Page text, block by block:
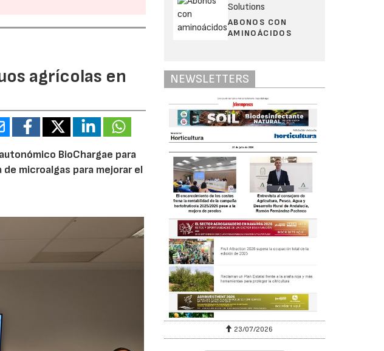
agrícolas en
BioChargae para
microalgas para mejorar el
Solutions
ABONOS CON
AMINOÁCIDOS
NEWSLETTERS
23/07/2026